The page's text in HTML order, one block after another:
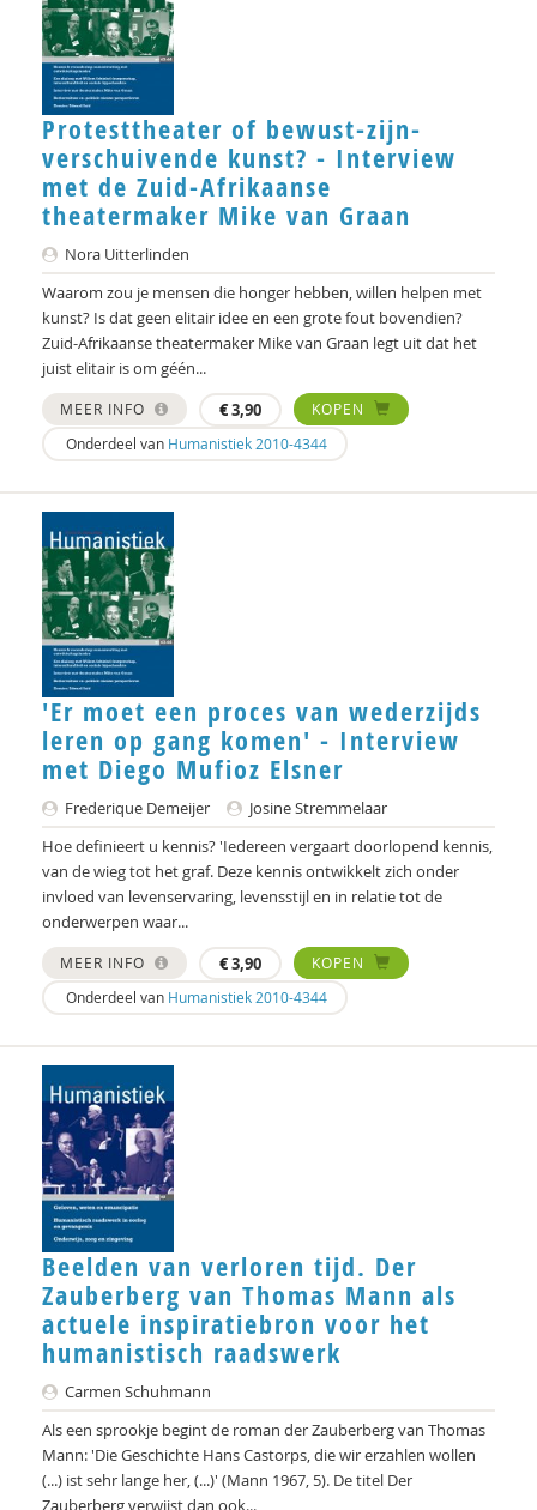
Arja Veerman
Karen Vintges
Merel Visse
Frans Vosman
Marjoleine Vosselman
Govert de Vrieze
Emma Charlotte Weiher
Maarten Wubben
Marjolijn Zwakman
Protesttheater of bewust-zijn-
verschuivende kunst? - Interview
met de Zuid-Afrikaanse
theatermaker Mike van Graan
Nora Uitterlinden
Waarom zou je mensen die honger hebben, willen helpen met
kunst? Is dat geen elitair idee en een grote fout bovendien?
Zuid-Afrikaanse theatermaker Mike van Graan legt uit dat het
juist elitair is om géén...
MEER INFO €3,90
KOPEN
Onderdeel van Humanistiek 2010-4344
'Er moet een proces van wederzijds
leren op gang komen' - Interview
met Diego Mufioz Elsner
Frederique Demeijer
Josine Stremmelaar
Hoe definieert u kennis? 'Iedereen vergaart doorlopend kennis,
van de wieg tot het graf. Deze kennis ontwikkelt zich onder
invloed van levenservaring, levensstijl en in relatie tot de
onderwerpen waar...
MEER INFO €3,90
KOPEN
Onderdeel van Humanistiek 2010-4344
Beelden van verloren tijd. Der
Zauberberg van Thomas Mann als
actuele inspiratiebron voor het
humanistisch raadswerk
Carmen Schuhmann
Als een sprookje begint de roman der Zauberberg van Thomas
Mann: 'Die Geschichte Hans Castorps, die wir erzahlen wollen
(...) ist sehr lange her, (...)' (Mann 1967, 5). De titel Der
Zauberberg verwijst dan ook...